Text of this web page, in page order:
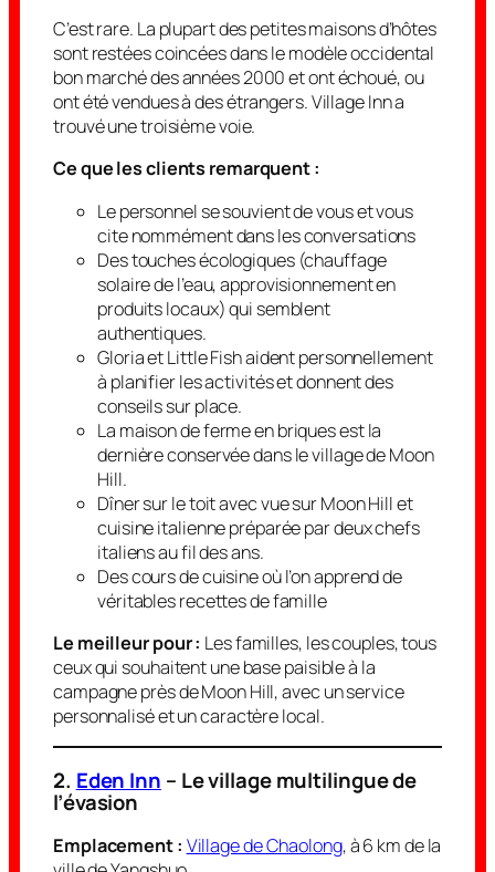
C’est rare. La plupart des petites maisons d’hôtes
sont restées coincées dans le modèle occidental
bon marché des années 2000 et ont échoué, ou
ont été vendues à des étrangers. Village Inn a
trouvé une troisième voie.
Ce que les clients remarquent :
Le personnel se souvient de vous et vous
cite nommément dans les conversations
Des touches écologiques (chauffage
solaire de l’eau, approvisionnement en
produits locaux) qui semblent
authentiques.
Gloria et Little Fish aident personnellement
à planifier les activités et donnent des
conseils sur place.
La maison de ferme en briques est la
dernière conservée dans le village de Moon
Hill.
Dîner sur le toit avec vue sur Moon Hill et
cuisine italienne préparée par deux chefs
italiens au fil des ans.
Des cours de cuisine où l’on apprend de
véritables recettes de famille
Le meilleur pour : Les familles, les couples, tous
ceux qui souhaitent une base paisible à la
campagne près de Moon Hill, avec un service
personnalisé et un caractère local.
2. Eden Inn – Le village multilingue de
l’évasion
Emplacement : Village de Chaolong, à 6 km de la